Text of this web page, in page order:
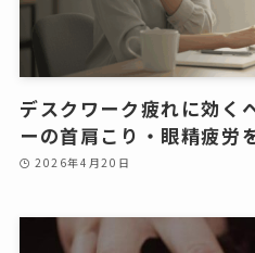
デスクワーク疲れに効く
ーの首肩こり・眼精疲労
2026年4月20日